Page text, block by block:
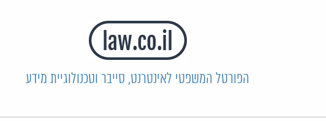
הפורטל המשפטי לאינטרנט, סייבר וטכנולוגיית מידע